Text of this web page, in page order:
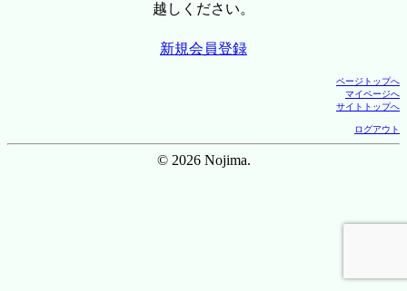
越しください。
新規会員登録
ページトップへ
マイページへ
サイトトップへ
ログアウト
© 2026 Nojima.